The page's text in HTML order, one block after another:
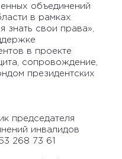
объединений
в рамках
знать свои права»,
в проекте
сопровождение,
президентских
председателя
инвалидов
268 73 61